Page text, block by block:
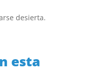
desierta.
esta